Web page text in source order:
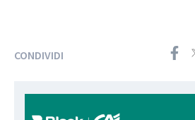
CONDIVIDI